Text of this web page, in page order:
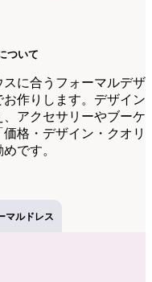
ついて
に合うフォーマルデザ
作りします。デザイン
アクセサリーやブーケ
格・デザイン・クオリ
です。
マルドレス